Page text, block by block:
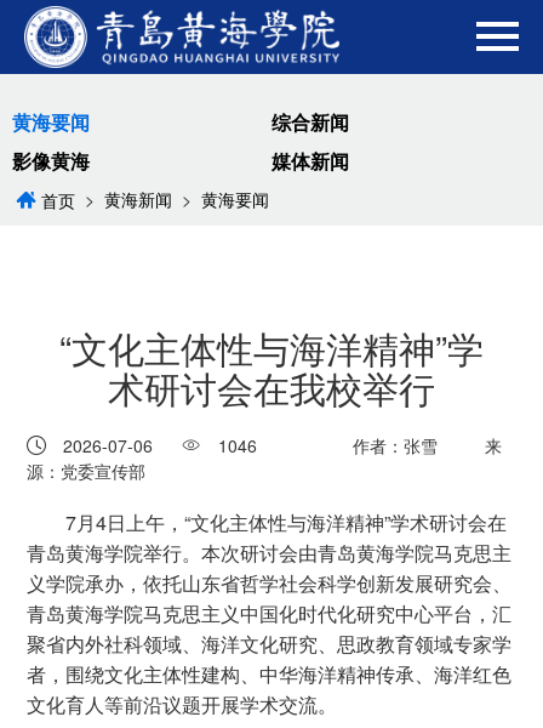
黄海要闻
综合新闻
影像黄海
媒体新闻
首页 > 黄海新闻 > 黄海要闻
“文化主体性与海洋精神”学
术研讨会在我校举行
2026-07-06 1046 作者：张雪
来
源：党委宣传部
7月4日上午，“文化主体性与海洋精神”学术研讨会在
青岛黄海学院举行。本次研讨会由青岛黄海学院马克思主
义学院承办，依托山东省哲学社会科学创新发展研究会、
青岛黄海学院马克思主义中国化时代化研究中心平台，汇
聚省内外社科领域、海洋文化研究、思政教育领域专家学
者，围绕文化主体性建构、中华海洋精神传承、海洋红色
文化育人等前沿议题开展学术交流。